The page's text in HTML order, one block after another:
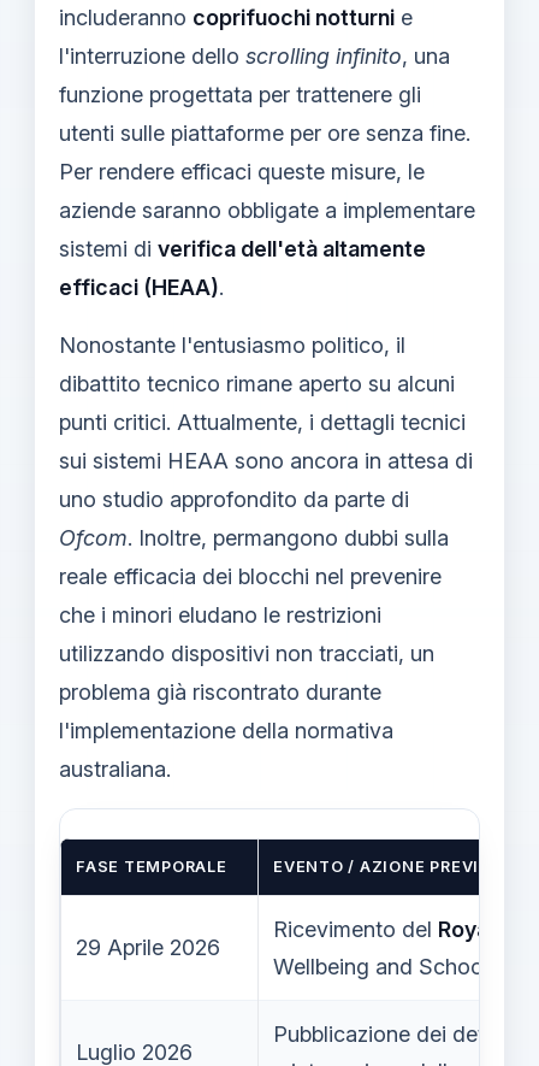
includeranno coprifuochi notturni e
l'interruzione dello scrolling infinito, una
funzione progettata per trattenere gli
utenti sulle piattaforme per ore senza fine.
Per rendere efficaci queste misure, le
aziende saranno obbligate a implementare
sistemi di verifica dell'età altamente
efficaci (HEAA).
Nonostante l'entusiasmo politico, il
dibattito tecnico rimane aperto su alcuni
punti critici. Attualmente, i dettagli tecnici
sui sistemi HEAA sono ancora in attesa di
uno studio approfondito da parte di
Ofcom. Inoltre, permangono dubbi sulla
reale efficacia dei blocchi nel prevenire
che i minori eludano le restrizioni
utilizzando dispositivi non tracciati, un
problema già riscontrato durante
l'implementazione della normativa
australiana.
FASE TEMPORALE EVENTO / AZIONE PREVISTA
29 Aprile 2026
Ricevimento del Royal
Wellbeing and Schools
Luglio 2026
Pubblicazione dei dettagli